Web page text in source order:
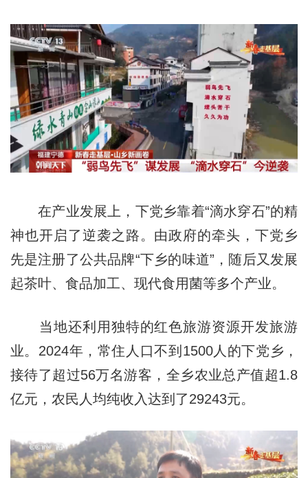
在产业发展上，下党乡靠着“滴水穿石”的精
神也开启了逆袭之路。由政府的牵头，下党乡
先是注册了公共品牌“下乡的味道”，随后又发展
起茶叶、食品加工、现代食用菌等多个产业。
当地还利用独特的红色旅游资源开发旅游
业。2024年，常住人口不到1500人的下党乡，
接待了超过56万名游客，全乡农业总产值超1.8
亿元，农民人均纯收入达到了29243元。